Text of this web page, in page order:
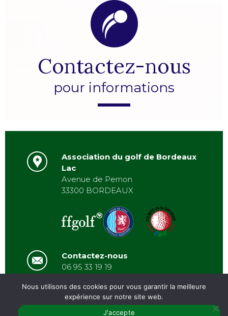
Contactez-nous
pour informations
Association du golf de Bordeaux
Lac
Avenue de Pernon
33300 BORDEAUX
Contactez-nous
06 95 33 19 19
/ACTUALITÉS
Nous utilisons des cookies pour vous garantir la meilleure
expérience sur notre site web.
J'accepte